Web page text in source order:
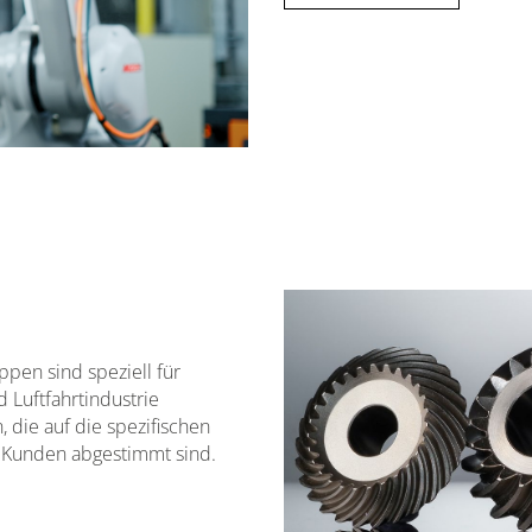
sind speziell für
Luftfahrtindustrie
die auf die spezifischen
abgestimmt sind.